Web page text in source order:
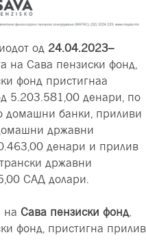
од 24.04.2023–
на Сава пензиски фонд,
фонд пристигнаа
5.203.581,00 денари, по
домашни банки , приливи
државни
денари и прилив
државни
САД долари.
на Сава пензиски фонд
фонд, пристигна прилив